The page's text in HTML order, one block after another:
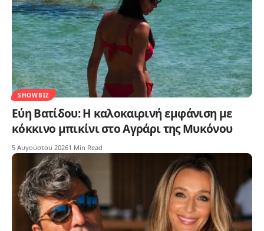
SHOWBIZ
Εύη Βατίδου: Η καλοκαιρινή εμφάνιση με
κόκκινο μπικίνι στο Αγράρι της Μυκόνου
5 Αυγούστου 20261 Min Read